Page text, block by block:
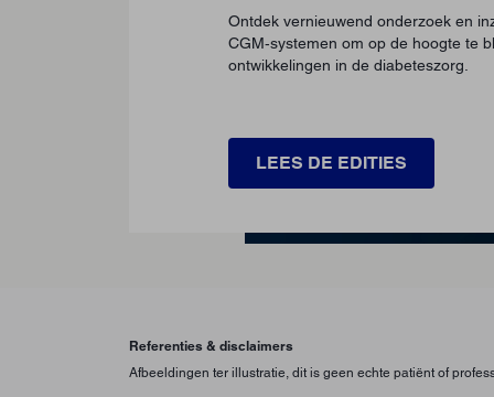
Ontdek vernieuwend onderzoek en
CGM‑systemen om op de hoogte te
ontwikkelingen in de diabeteszorg.
LEES DE EDITIES
Referenties & disclaimers
Afbeeldingen ter illustratie, dit is geen echte patiënt of